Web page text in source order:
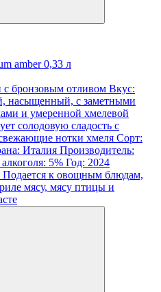
amber 0,33 л
бронзовым отливом Вкус:
насыщенный, с заметными
и умеренной хмелевой
солодовую сладость с
нотки хмеля Сорт:
Италия Производитель:
5% Год: 2024
Подается к овощным блюдам,
мясу, мясу птицы и